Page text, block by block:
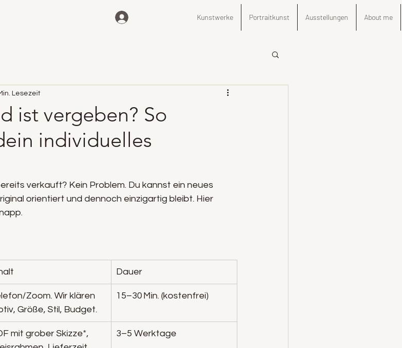
Kunstwerke Portraitkunst Ausstellungen About me
ist vergeben? So
individuelles
Lesezeit
verkauft? Kein Problem. Du kannst ein neues
orientiert und dennoch einzigartig bleibt. Hier
Dauer
Zoom. Wir klären
Größe, Stil, Budget.
15–30 Min. (kostenfrei)
mit grober Skizze*,
3–5 Werktage